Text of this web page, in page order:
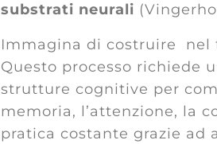
substrati neurali
Immagina di costruire nel
Questo processo richiede
strutture cognitive per
memoria, l’attenzione, la
pratica costante grazie ad